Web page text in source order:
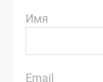
Имя
Email